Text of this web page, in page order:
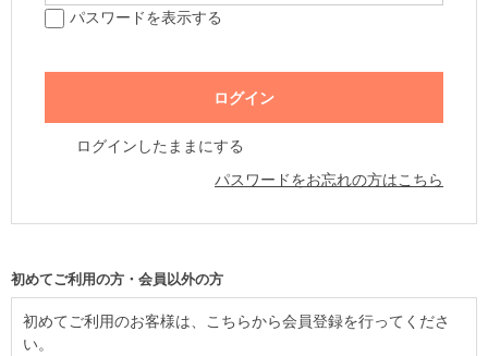
パスワードを表示する
ログインしたままにする
パスワードをお忘れの方はこちら
初めてご利用の方・会員以外の方
初めてご利用のお客様は、こちらから会員登録を行ってくださ
い。